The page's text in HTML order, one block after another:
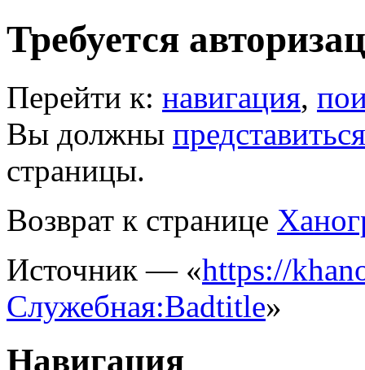
Требуется
Перейти к: навигация,
Вы должны представиться
страницы.
Возврат к странице
Источник — «https://
Служебная:Badtitle»
Навигация